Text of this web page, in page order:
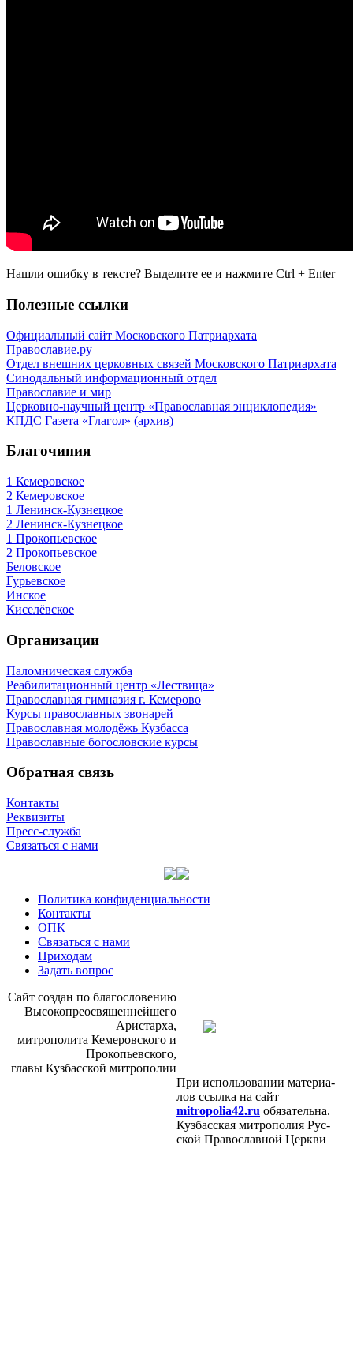
Нашли ошибку в тексте? Выделите ее и нажмите Ctrl + Enter
Полезные ссылки
Официальный сайт Московского Патриархата
Православие.ру
Отдел внешних церковных связей Московского Патриархата
Синодальный информационный отдел
Православие и мир
Церковно-научный центр «Православная энциклопедия»
КПДС Газета «Глагол» (архив)
Благочиния
1 Кемеровское
2 Кемеровское
1 Ленинск-Кузнецкое
2 Ленинск-Кузнецкое
1 Прокопьевское
2 Прокопьевское
Беловское
Гурьевское
Инское
Киселёвское
Организации
Паломническая служба
Реабилитационный центр «Лествица»
Православная гимназия г. Кемерово
Курсы православных звонарей
Православная молодёжь Кузбасса
Православные богословские курсы
Обратная связь
Контакты
Реквизиты
Пресс-служба
Связаться с нами
Политика конфиденциальности
Контакты
ОПК
Связаться с нами
Приходам
Задать вопрос
Сайт со­здан по бла­го­сло­ве­нию
Вы­со­ко­прео­свя­щен­ней­ше­го
Ари­стар­ха,
мит­ро­по­ли­та Ке­ме­ров­ско­го и
Про­ко­пьев­ско­го,
гла­вы Куз­бас­ской мит­ро­по­лии
При ис­поль­зо­ва­нии ма­те­ри­а­
лов ссыл­ка на сайт
mitropolia42.ru обя­за­тель­на.
Куз­бас­ская мит­ро­по­лия Рус­
ской Пра­во­слав­ной Церк­ви